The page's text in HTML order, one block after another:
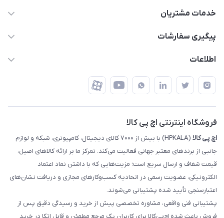
63 0000 43 - 021
تهران - طبقه سوم تجاری - پلاک 11014
خدمات مشتریان
قوانین و مقررات
ضمانت اصالت کالا
پیگیری سفارشات
رهگیری مرسولات پست
رهگیری مرسولات چاپار
رهگیری مرسولات ماهکس
اطلاعات
درباره ما
تماس با ما
فروشگاه اینترنتی اچ پی کالا
اچ‌ پی‌ کالا
(HPKALA) با بیش از ۷۰۰۰ کالای دیجیتال، کامپیوتری، شبکه و لوازم
جانبی از برندهای معتبر جهانی فعالیت می‌کند. تمرکز ما بر ارائه کالاهای اصیل،
قیمت شفاف و ارسال سریع است؛ مزیت‌هایی که با داشتن نماد اعتماد
الکترونیکی، عضویت رسمی در اتحادیه کسب‌وکارهای مجازی و دریافت نشان‌های
اعتبارسنجی تأیید شده پشتیبانی می‌شوند.
پشتیبانی فنی واقعی، مشاوره تخصصی پیش از خرید و رسیدگی دقیق پس از
فروش باعث شده اچ‌پی‌کالا برای کاربران یک مرجع مطمئن و قابل اتکا در خرید